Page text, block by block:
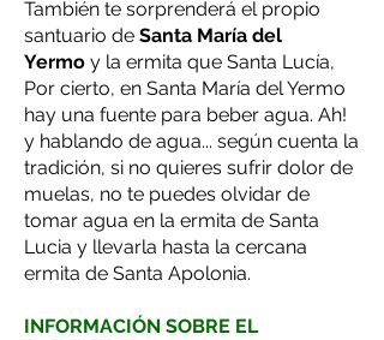
También te sorprenderá el propio
santuario de Santa María del
Yermo y la ermita que Santa Lucía,
Por cierto, en Santa María del Yermo
hay una fuente para beber agua. Ah!
y hablando de agua... según cuenta la
tradición, si no quieres sufrir dolor de
muelas, no te puedes olvidar de
tomar agua en la ermita de Santa
Lucia y llevarla hasta la cercana
ermita de Santa Apolonia.
INFORMACIÓN SOBRE EL